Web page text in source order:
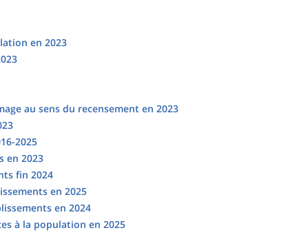
en 2023
au sens du recensement en 2023
2025
en 2023
fin 2024
en 2025
en 2024
à la population en 2025